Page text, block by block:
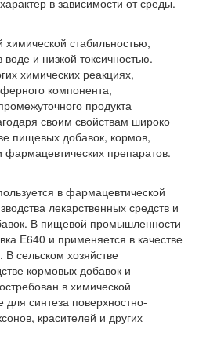
химической стабильностью,
и низкой токсичностью.
химических реакциях,
компонента,
продукта
своим свойствам широко
пищевых добавок, кормов,
фармацевтических препаратов.
в фармацевтической
лекарственных средств и
В пищевой промышленности
E640 и применяется в качестве
В сельском хозяйстве
кормовых добавок и
в химической
синтеза поверхностно-
красителей и других